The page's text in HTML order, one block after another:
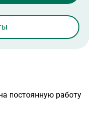
постоянную работу